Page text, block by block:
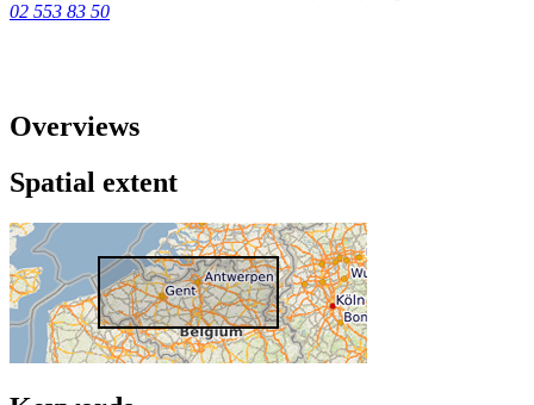
02 553 83 50
Overviews
Spatial extent